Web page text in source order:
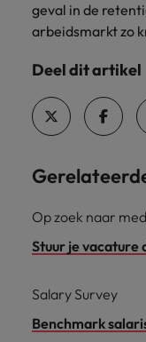
geval in de
arbeidsmarkt zo
Deel dit artikel
Op zoek naar
Stuur je vacature
Salary Survey
Benchmark